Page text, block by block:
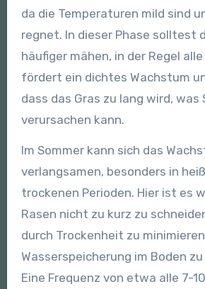
da die Temperaturen mild sind
regnet. In dieser Phase solltest
häufiger mähen, in der Regel
fördert ein dichtes Wachstum
dass das Gras zu lang wird, was
verursachen kann.
Im Sommer kann sich das
verlangsamen, besonders in
trockenen Perioden. Hier ist es
Rasen nicht zu kurz zu
durch Trockenheit zu
Wasserspeicherung im Boden
Eine Frequenz von etwa alle 7-